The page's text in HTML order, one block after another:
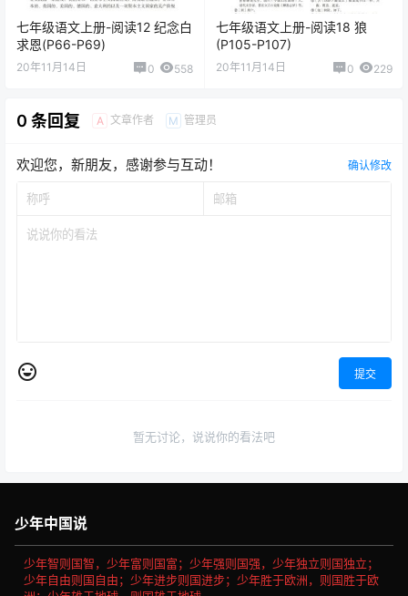
七年级语文上册-阅读12 纪念白
求恩(P66-P69)
20年11月14日 0 558
七年级语文上册-阅读18 狼
(P105-P107)
20年11月14日 0 229
0 条回复 A 文章作者 M 管理员
欢迎您，新朋友，感谢参与互动！ 确认修改
提交
暂无讨论，说说你的看法吧
少年中国说
少年智则国智，少年富则国富；少年强则国强，少年独立则国独立；
少年自由则国自由；少年进步则国进步；少年胜于欧洲，则国胜于欧